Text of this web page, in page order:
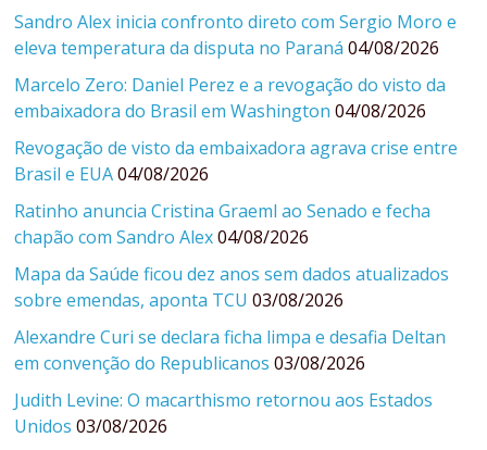
Sandro Alex inicia confronto direto com Sergio Moro e
eleva temperatura da disputa no Paraná 04/08/2026
Marcelo Zero: Daniel Perez e a revogação do visto da
embaixadora do Brasil em Washington 04/08/2026
Revogação de visto da embaixadora agrava crise entre
Brasil e EUA 04/08/2026
Ratinho anuncia Cristina Graeml ao Senado e fecha
chapão com Sandro Alex 04/08/2026
Mapa da Saúde ficou dez anos sem dados atualizados
sobre emendas, aponta TCU 03/08/2026
Alexandre Curi se declara ficha limpa e desafia Deltan
em convenção do Republicanos 03/08/2026
Judith Levine: O macarthismo retornou aos Estados
Unidos 03/08/2026